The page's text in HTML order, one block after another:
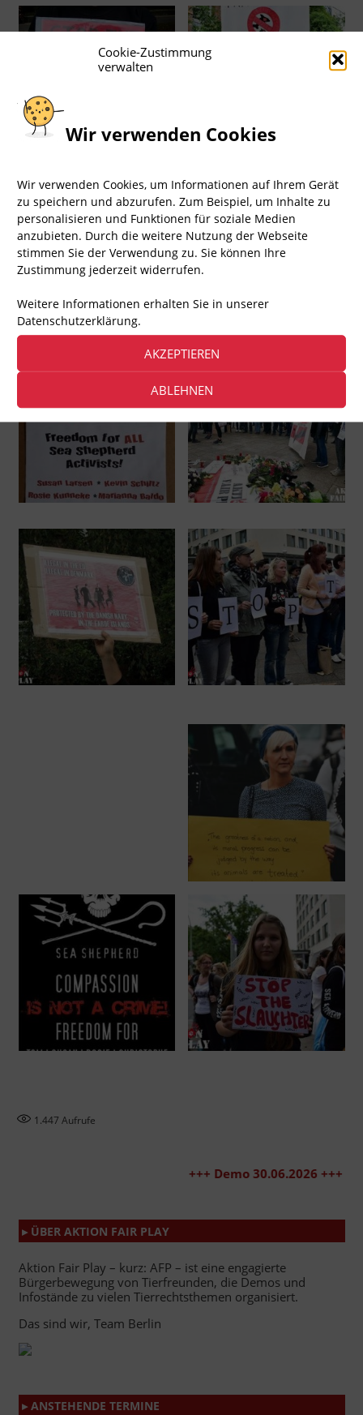
Cookie-Zustimmung
verwalten
Wir verwenden Cookies
Wir verwenden Cookies, um Informationen auf Ihrem Gerät
zu speichern und abzurufen. Zum Beispiel, um Inhalte zu
personalisieren und Funktionen für soziale Medien
anzubieten. Durch die weitere Nutzung der Webseite
stimmen Sie der Verwendung zu. Sie können Ihre
Zustimmung jederzeit widerrufen.
Weitere Informationen erhalten Sie in unserer
Datenschutzerklärung.
AKZEPTIEREN
ABLEHNEN
1.447 Aufrufe
+++ Demo 30.06.2026 +++
▸ ÜBER AKTION FAIR PLAY
Aktion Fair Play – kurz: AFP – ist eine engagierte
Bürgerbewegung von Tierfreunden, die Demos und
Infostände zu vielen Tierrechtsthemen organisiert.
Das sind wir, Team Berlin
▸ ANSTEHENDE TERMINE